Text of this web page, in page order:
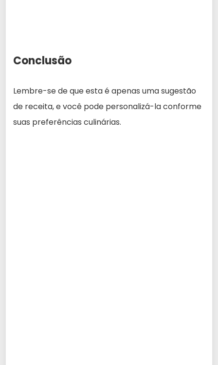
Conclusão
Lembre-se de que esta é apenas uma sugestão
de receita, e você pode personalizá-la conforme
suas preferências culinárias.